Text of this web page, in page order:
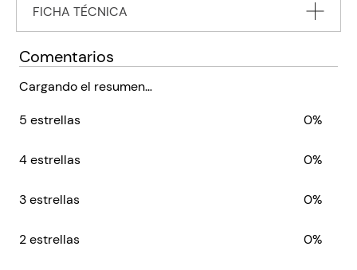
FICHA TÉCNICA
Editorial VICENS VIVES
Encuadernación
Código KEL
Comentarios
Cargando el resumen…
5 estrellas
0%
4 estrellas 0%
3 estrellas 0%
2 estrellas 0%